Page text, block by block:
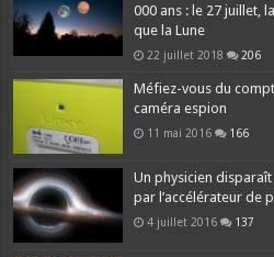
000 ans : le 27 juillet,
que la Lune
22 juillet 2018 206
Méfiez-vous du
caméra espion
11 mai 2016 166
Un physicien
par l’accélérateur de
4 juillet 2016 137